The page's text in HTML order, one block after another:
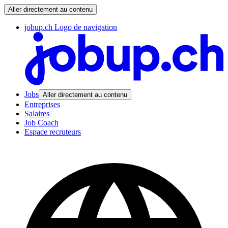
Aller directement au contenu
jobup.ch Logo de navigation
Jobs Aller directement au contenu
Entreprises
Salaires
Job Coach
Espace recruteurs